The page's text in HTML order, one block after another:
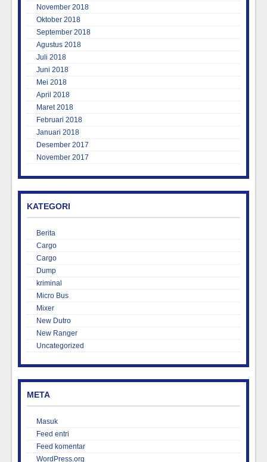
November 2018
Oktober 2018
September 2018
Agustus 2018
Juli 2018
Juni 2018
Mei 2018
April 2018
Maret 2018
Februari 2018
Januari 2018
Desember 2017
November 2017
KATEGORI
Berita
Cargo
Cargo
Dump
kriminal
Micro Bus
Mixer
New Dutro
New Ranger
Uncategorized
META
Masuk
Feed entri
Feed komentar
WordPress.org